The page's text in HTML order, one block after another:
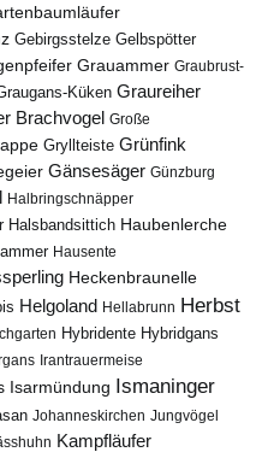
Gebirgsstelze Gelbspötter
Grauammer Graubrust-
Küken Graureiher
Brachvogel Große
Gryllteiste Grünfink
Gänsesäger Günzburg
Halbringschnäpper
Halsbandsittich Haubenlerche
Hausente
Heckenbraunelle
Helgoland Hellabrunn Herbst
Hybridente Hybridgans
Irantrauermeise
Isarmündung Ismaninger
Johanneskirchen Jungvögel
Kampfläufer